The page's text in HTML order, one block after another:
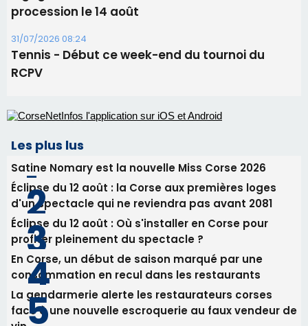
Satine Nomary est la nouvelle Miss Corse 2026
d'un spectacle qui ne reviendra pas avant 2081
Éclipse du 12 août : Où s'installer en Corse pour
profiter pleinement du spectacle ?
consommation en recul dans les restaurants
face à une nouvelle escroquerie au faux vendeur de
vin
Newsletter
Inscrivez-vous à la newsletter de CNI et recevez par
email les infos les plus importantes et une sélection de
nos meilleurs articles